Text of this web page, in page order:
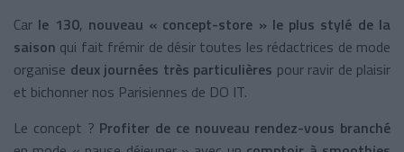
Car le 130, nouveau « concept-store » le plus stylé de la
saison qui fait frémir de désir toutes les rédactrices de mode
organise deux journées très particulières pour ravir de plaisir
et bichonner nos Parisiennes de DO IT.
Le concept ? Profiter de ce nouveau rendez-vous branché